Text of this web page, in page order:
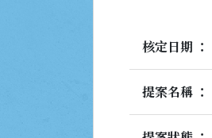
核定日期
提案名稱